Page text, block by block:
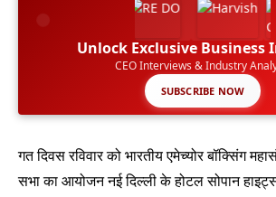
Unlock Exclusive Business
CEO Interviews & Industry
SUBSCRIBE NOW
गत दिवस रविवार को भारतीय एमेच्योर बॉक्सिंग
सभा का आयोजन नई दिल्ली के होटल सोपान